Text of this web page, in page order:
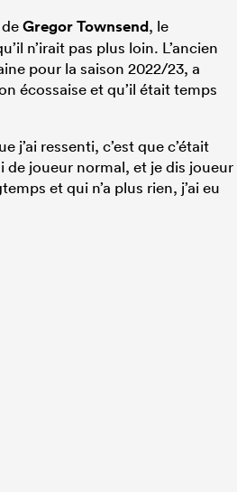
Gregor Townsend, le
n’irait pas plus loin. L’ancien
pour la saison 2022/23, a
écossaise et qu’il était temps
j’ai ressenti, c’est que c’était
de joueur normal, et je dis joueur
et qui n’a plus rien, j’ai eu